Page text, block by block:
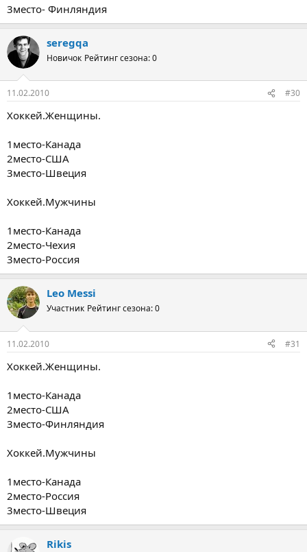
3место- Финляндия
seregqa
Новичок Рейтинг сезона: 0
11.02.2010 #30
Хоккей.Женщины.
1место-Канада
2место-США
3место-Швеция
Хоккей.Мужчины
1место-Канада
2место-Чехия
3место-Россия
Leo Messi
Участник Рейтинг сезона: 0
11.02.2010 #31
Хоккей.Женщины.
1место-Канада
2место-США
3место-Финляндия
Хоккей.Мужчины
1место-Канада
2место-Россия
3место-Швеция
Rikis